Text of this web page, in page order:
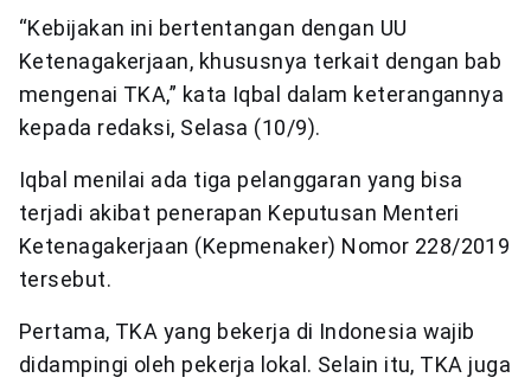
“Kebijakan ini bertentangan dengan UU
Ketenagakerjaan, khususnya terkait dengan bab
mengenai TKA,” kata Iqbal dalam keterangannya
kepada redaksi, Selasa (10/9).
Iqbal menilai ada tiga pelanggaran yang bisa
terjadi akibat penerapan Keputusan Menteri
Ketenagakerjaan (Kepmenaker) Nomor 228/2019
tersebut.
Pertama, TKA yang bekerja di Indonesia wajib
didampingi oleh pekerja lokal. Selain itu, TKA juga